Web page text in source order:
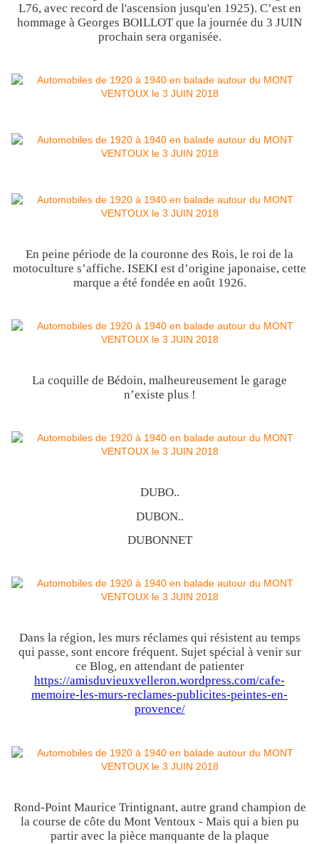
L76, avec record de l'ascension jusqu'en 1925). C’est en
hommage à Georges BOILLOT que la journée du 3 JUIN
prochain sera organisée.
En peine période de la couronne des Rois, le roi de la
motoculture s’affiche. ISEKI est d’origine japonaise, cette
marque a été fondée en août 1926.
La coquille de Bédoin, malheureusement le garage
n’existe plus !
DUBO..
DUBON..
DUBONNET
Dans la région, les murs réclames qui résistent au temps
qui passe, sont encore fréquent. Sujet spécial à venir sur
ce Blog, en attendant de patienter
https://amisduvieuxvelleron.wordpress.com/cafe-
memoire-les-murs-reclames-publicites-peintes-en-
provence/
Rond-Point Maurice Trintignant, autre grand champion de
la course de côte du Mont Ventoux - Mais qui a bien pu
partir avec la pièce manquante de la plaque